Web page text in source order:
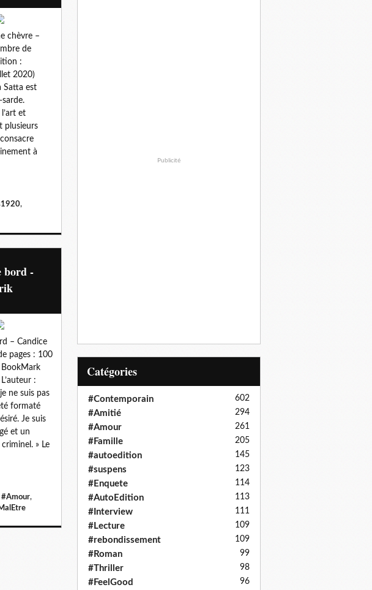
chèvre –
de
:
2020)
Satta est
sarde.
et
plusieurs
à
,
bord -
– Candice
pages : 100
:
ne suis pas
formaté
Je suis
et un
» Le
#Amour,
Publicité
Catégories
#Contemporain 602
#Amitié 294
#Amour 261
#Famille 205
#autoedition 145
#suspens 123
#Enquete 114
#AutoEdition 113
#Interview 111
#Lecture 109
#rebondissement 109
#Roman 99
#Thriller 98
#FeelGood 96